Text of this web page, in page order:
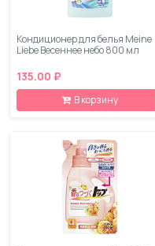
Кондиционер для белья Meine
Liebe Весеннее небо 800 мл
135.00 ₽
В корзину